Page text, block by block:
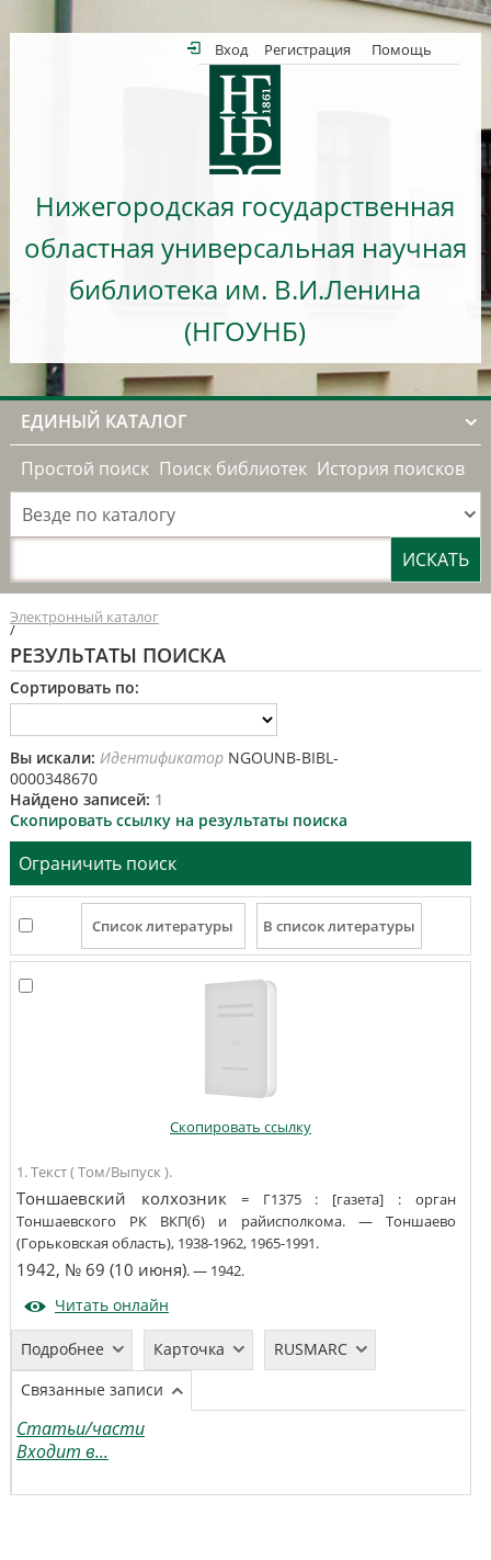
Вход Регистрация Помощь
Нижегородская государственная
областная универсальная научная
библиотека им. В.И.Ленина
(НГОУНБ)
ЕДИНЫЙ КАТАЛОГ
Простой поиск Поиск библиотек История поисков
Везде по каталогу
Электронный каталог
/
РЕЗУЛЬТАТЫ ПОИСКА
Сортировать по:
Вы искали: ИдентификаторNGOUNB-BIBL-
0000348670
Найдено записей: 1
Скопировать ссылку на результаты поиска
Ограничить поиск
Скопировать ссылку
1. Текст ( Том/Выпуск ).
Тоншаевский колхозник = Г1375 : [газета] :
орган
Тоншаевского РК ВКП(б) и райисполкома. —Тоншаево
(Горьковская область),1938-1962, 1965-1991.
1942, № 69 (10 июня). —1942.
Читать онлайн
Подробнее Карточка
RUSMARC
Связанные записи
Статьи/части
Входит в...